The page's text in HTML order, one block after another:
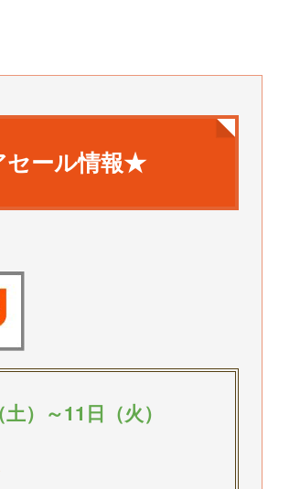
セール情報★
）～11日（火）